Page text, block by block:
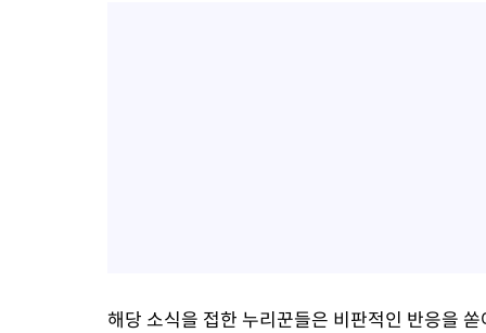
해당 소식을 접한 누리꾼들은 비판적인 반응을